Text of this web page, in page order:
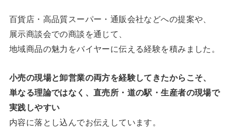
百貨店・高品質スーパー・通販会社などへの提案や、
展示商談会での商談を通じて、
地域商品の魅力をバイヤーに伝える経験を積みました。
小売の現場と卸営業の両方を経験してきたからこそ、
単なる理論ではなく、直売所・道の駅・生産者の現場で
実践しやすい
内容に落とし込んでお伝えしています。